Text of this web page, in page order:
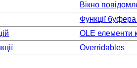
Вікно
Функції
OLE елементи
Overridables